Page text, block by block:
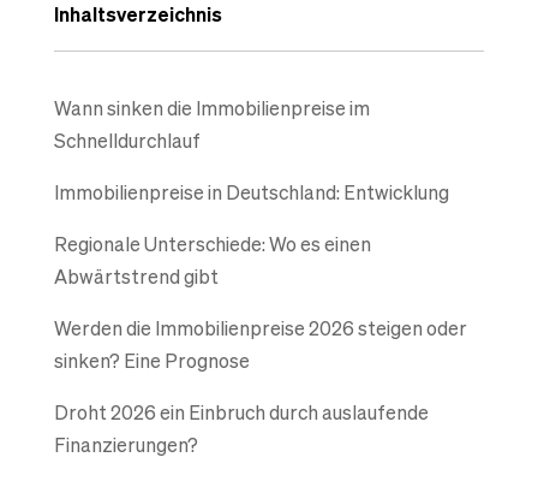
Inhaltsverzeichnis
Wann sinken die Immobilienpreise im
Schnelldurchlauf
Immobilienpreise in Deutschland: Entwicklung
Regionale Unterschiede: Wo es einen
Abwärtstrend gibt
Werden die Immobilienpreise 2026 steigen oder
sinken? Eine Prognose
Droht 2026 ein Einbruch durch auslaufende
Finanzierungen?